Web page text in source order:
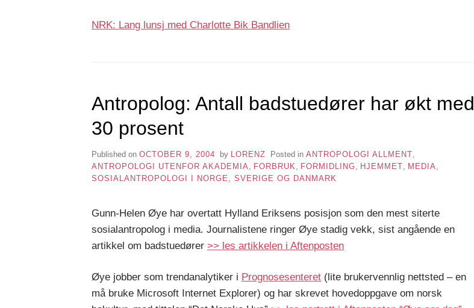
NRK: Lang lunsj med Charlotte Bik Bandlien
Antropolog: Antall badstuedører har økt med
30 prosent
Published on OCTOBER 9, 2004 by LORENZ Posted in ANTROPOLOGI ALLMENT
ANTROPOLOGI UTENFOR AKADEMIA
FORBRUK FORMIDLING HJEMMET MEDIA
SOSIALANTROPOLOGI I NORGE, SVERIGE OG DANMARK
Gunn-Helen Øye har overtatt Hylland Eriksens posisjon som den mest siterte
sosialantropolog i media. Journalistene ringer Øye stadig vekk, sist angående en
artikkel om badstuedører >> les artikkelen i Aftenposten
Øye jobber som trendanalytiker i Prognosesenteret (lite brukervennlig nettsted – en
må bruke Microsoft Internet Explorer) og har skrevet hovedoppgave om norsk